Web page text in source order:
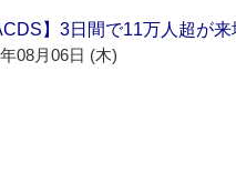
】3日間で11万人超が
08月06日 (木)